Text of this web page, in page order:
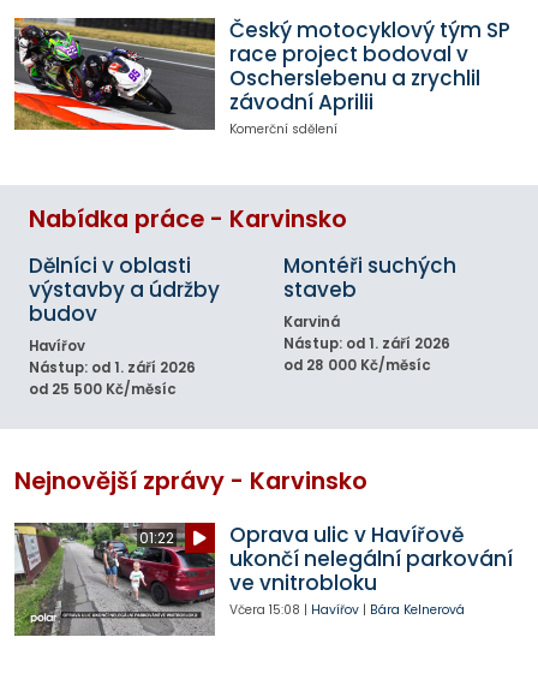
Český motocyklový tým SP
race project bodoval v
Oscherslebenu a zrychlil
závodní Aprilii
Komerční sdělení
Nabídka práce - Karvinsko
Dělníci v oblasti
výstavby a údržby
budov
Havířov
Nástup: od 1. září 2026
od 25 500 Kč/měsíc
Montéři suchých
staveb
Karviná
Nástup: od 1. září 2026
od 28 000 Kč/měsíc
Nejnovější zprávy - Karvinsko
01:22
Oprava ulic v Havířově
ukončí nelegální parkování
ve vnitrobloku
Včera 15:08 | Havířov| Bára Kelnerová